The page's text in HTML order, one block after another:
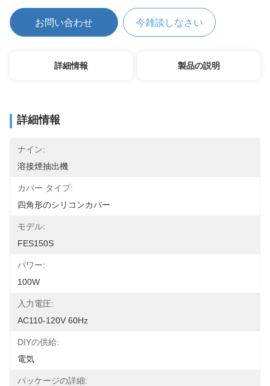
お問い合わせ 今雑談しなさい
詳細情報 製品の説明
詳細情報
ナイン:
溶接煙抽出機
カバー タイプ:
四角形のシリコンカバー
モデル:
FES150S
パワー:
100W
入力電圧:
AC110-120V 60Hz
DIYの供給:
電気
パッケージの詳細: